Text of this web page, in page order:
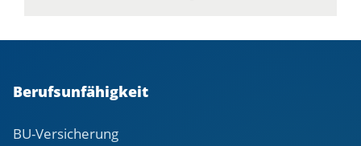
Berufsunfähigkeit
BU-Versicherung